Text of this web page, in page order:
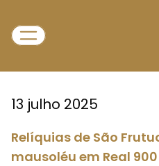
13 julho 2025
Relíquias de São
mausoléu em Real